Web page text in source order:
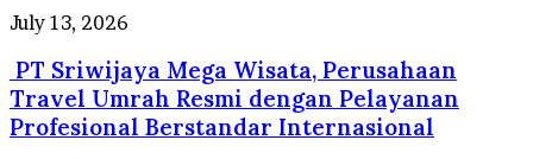
PT
Mega
Wisata,
Perusahaan
Travel
July 13, 2026
PT Sriwijaya Mega Wisata, Perusahaan
Travel Umrah Resmi dengan Pelayanan
Profesional Berstandar Internasional